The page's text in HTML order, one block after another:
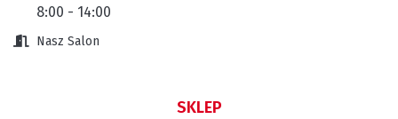
8:00 - 14:00
Nasz Salon
SKLEP